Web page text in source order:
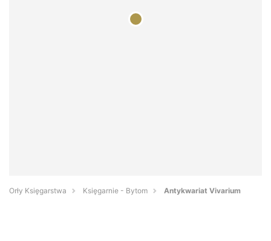
Orły Księgarstwa Księgarnie - Bytom Antykwariat Vivarium